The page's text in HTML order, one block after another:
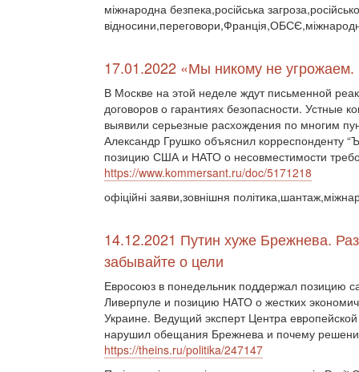
міжнародна безпека,російська
17.01.2022 «Мы никому не
В Москве на этой неделе ждут письменной
договоров о гарантиях безопасности. Устные
выявили серьезные расхождения по многим
Александр Грушко объяснил корреспонденту
позицию США и НАТО о несовместимости
https://www.kommersant.ru/doc/5171218
офіційні заяви,зовнішня
14.12.2021 Путин хуже Брежнева.
забывайте о цели
Евросоюз в понедельник поддержал позицию
Ливерпуле и позицию НАТО о жестких
Украине. Ведущий эксперт Центра
нарушил обещания Брежнева и почему
https://theins.ru/politika/247147